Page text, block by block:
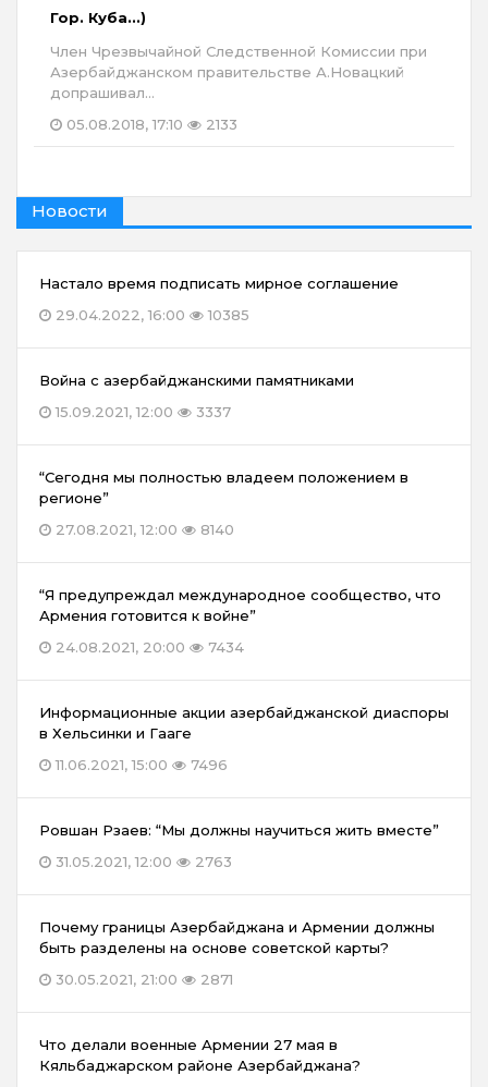
Гор. Куба...)
Член Чрезвычайной Следственной Комиссии при
Азербайджанском правительстве А.Новацкий
допрашивал...
05.08.2018, 17:10
2133
Новости
Настало время подписать мирное соглашение
29.04.2022, 16:00
10385
Война с азербайджанскими памятниками
15.09.2021, 12:00
3337
“Сегодня мы полностью владеем положением в
регионе”
27.08.2021, 12:00
8140
“Я предупреждал международное сообщество, что
Армения готовится к войне”
24.08.2021, 20:00
7434
Информационные акции азербайджанской диаспоры
в Хельсинки и Гааге
11.06.2021, 15:00
7496
Ровшан Рзаев: “Мы должны научиться жить вместе”
31.05.2021, 12:00
2763
Почему границы Азербайджана и Армении должны
быть разделены на основе советской карты?
30.05.2021, 21:00
2871
Что делали военные Армении 27 мая в
Кяльбаджарском районе Азербайджана?